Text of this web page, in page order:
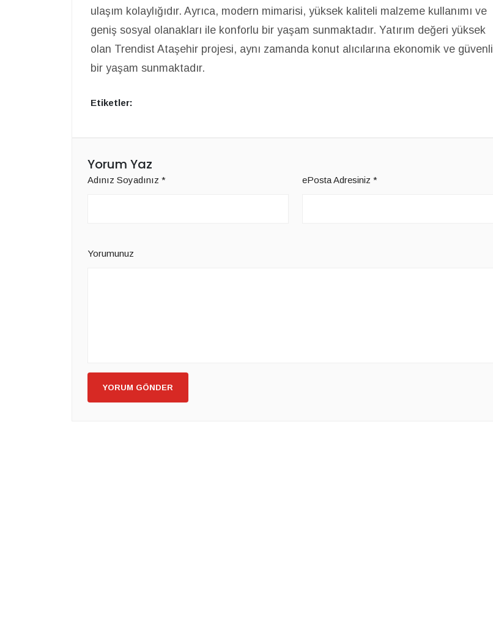
ulaşım kolaylığıdır. Ayrıca, modern mimarisi, yüksek kaliteli malzeme kullanımı ve
geniş sosyal olanakları ile konforlu bir yaşam sunmaktadır. Yatırım değeri yüksek
olan Trendist Ataşehir projesi, aynı zamanda konut alıcılarına ekonomik ve güvenli
bir yaşam sunmaktadır.
Etiketler:
Yorum Yaz
Adınız Soyadınız * ePosta Adresiniz *
Yorumunuz
YORUM GÖNDER